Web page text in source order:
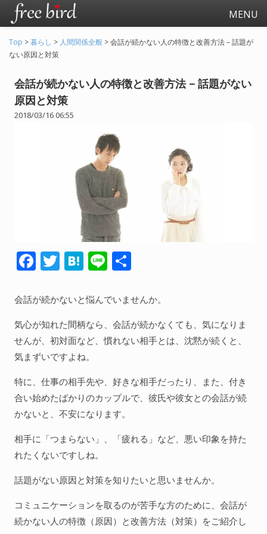
MENU
会社の仕事全般
会社の人間関係
衣食住
生き方
気づき
WordPress
Webその他
Top >暮らし > 人間関係全般 >会話が続かない人の特徴と改善方法 – 話題が
ない原因と対策
会話が続かない人の特徴と改善方法 – 話題がない
原因と対策
2018/03/16 06:55
F
e
b
o
o
k
T
itt
er
H
e
n
a
Li
e
会話が続かないと悩んでいませんか。
気心が知れた間柄なら、会話が続かなくても、気になりま
せんが、初対面など、慣れない相手とは、沈黙が続くと、
気まずいですよね。
特に、仕事の相手先や、好きな相手だったり、また、付き
合い始めたばかりのカップルで、彼氏や彼女との会話が続
かないと、不安になります。
相手に「つまらない」、「疲れる」など、悪い印象を持た
れたくないですしね。
話題がない原因と対策を知りたいと思いませんか。
コミュニケーションを取るのが苦手な方のために、会話が
続かない人の特徴（原因）と改善方法（対策）をご紹介し